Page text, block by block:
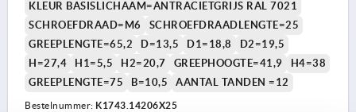
KLEUR BASISLICHAAM=ANTRACIETGRIJS RAL 7021
SCHROEFDRAAD=M6
SCHROEFDRAADLENGTE=25
GREEPLENGTE=65,2
D=13,5 D1=18,8
D2=19,5
H=27,4
H1=5,5 H2=20,7 GREEPHOOGTE=41,9
H4=38
GREEPLENGTE=75
B=10,5 AANTAL TANDEN =12
Bestelnummer: K1743.14206X25